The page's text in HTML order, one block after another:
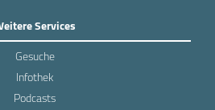
Services
Gesuche
Infothek
Podcasts